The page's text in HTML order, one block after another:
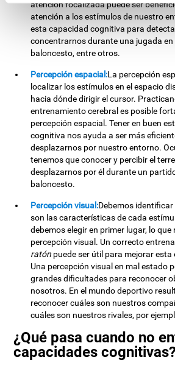
atención focalizada puede ser
atención a los estímulos de nuestro
esta capacidad cognitiva para
concentrarnos durante una jugada
baloncesto, entre otros.
Percepción espacial:La percepción
localizar los estímulos en el espacio
hacia dónde dirigir el cursor.
entrenamiento cerebral es posible
percepción espacial. Tener en buen
cognitiva nos ayuda a ser más
desplazarnos por nuestro entorno.
tenemos que conocer y percibir el
desplazarnos por él durante un
baloncesto.
Percepción visual:Debemos
son las características de cada
debemos elegir en primer lugar, lo que
percepción visual. Un correcto
ratón puede ser útil para mejorar
Una percepción visual en mal estado
grandes dificultades para reconocer
nosotros. En el mundo deportivo
reconocer cuáles son nuestros
cuáles son nuestros rivales, por
¿Qué pasa cuando no
capacidades cognitivas?